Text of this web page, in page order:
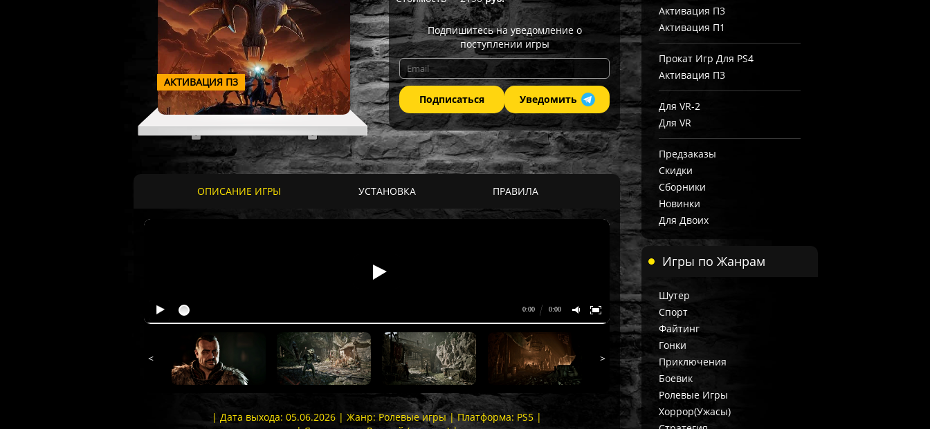
АКТИВАЦИЯ П3
Подпишитесь на уведомление о
поступлении игры
Подписаться Уведомить
ОПИСАНИЕ ИГРЫ УСТАНОВКА ПРАВИЛА
< >
| Дата выхода: 05.06.2026 | Жанр: Ролевые игры | Платформа: PS5 |
Активация П3
Активация П1
Прокат Игр Для PS4
Активация П3
Для VR-2
Для VR
Предзаказы
Скидки
Сборники
Новинки
Для Двоих
Игры по Жанрам
Шутер
Спорт
Файтинг
Гонки
Приключения
Боевик
Ролевые Игры
Хоррор(Ужасы)